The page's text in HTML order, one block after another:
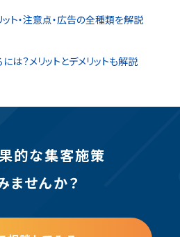
ト・注意点・広告の全種類を解説
は？メリットとデメリットも解説
的な集客施策
ませんか？